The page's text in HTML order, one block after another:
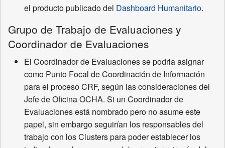
el producto publicado del Dashboard Humanitario.
Grupo de Trabajo de Evaluaciones y
Coordinador de Evaluaciones
El Coordinador de Evaluaciones se podria asignar
como Punto Focal de Coordinación de Información
para el proceso CRF, según las consideraciones del
Jefe de Oficina OCHA. Si un Coordinador de
Evaluaciones está nombrado pero no asume este
papel, sin embargo seguirían los responsables del
trabajo con los Clusters para poder establecer los